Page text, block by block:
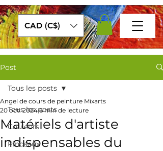
CAD (C$)
Post
Tous les posts
Couleurs
Pinceaux
Tous les posts
Matériels d'artiste
indispensables du
Angel de cours de peinture Mixarts
20 oct. 2024 6 min de lecture